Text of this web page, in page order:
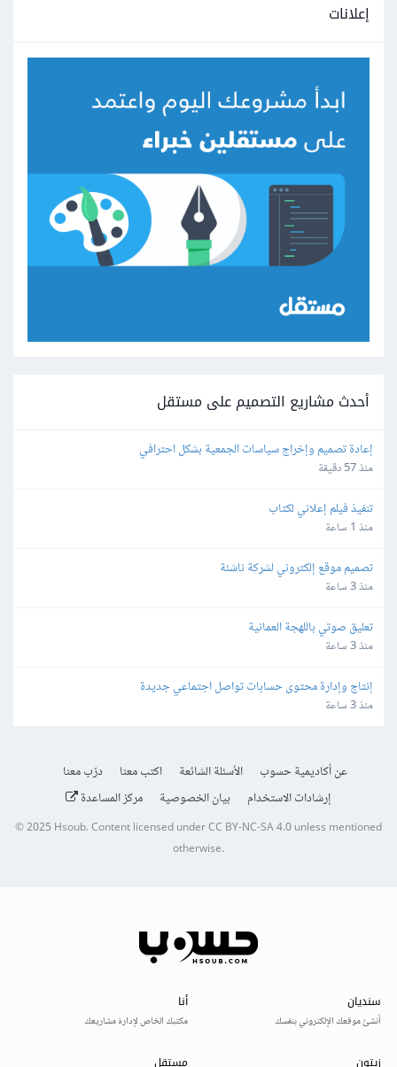
إعلانات
أحدث مشاريع التصميم على مستقل
إعادة تصميم وإخراج سياسات الجمعية بشكل احترافي
منذ 57 دقيقة
تنفيذ فيلم إعلاني لكتاب
منذ 1 ساعة
تصميم موقع إلكتروني لشركة ناشئة
منذ 3 ساعة
تعليق صوتي باللهجة العمانية
منذ 3 ساعة
إنتاج وإدارة محتوى حسابات تواصل اجتماعي جديدة
منذ 3 ساعة
عن أكاديمية حسوب الأسئلة الشائعة اكتب معنا
درّب معنا
إرشادات الاستخدام
بيان الخصوصية مركز المساعدة
© 2025 Hsoub.Content licensed underCC BY-NC-SA 4.0unless mentioned
otherwise.